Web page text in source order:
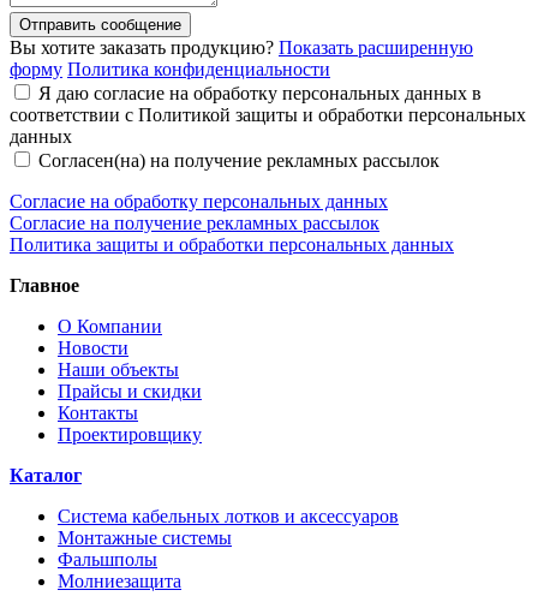
Отправить сообщение
Вы хотите заказать продукцию? Показать расширенную
форму Политика конфиденциальности
Я даю согласие на обработку персональных данных в
соответствии с Политикой защиты и обработки персональных
данных
Согласен(на) на получение рекламных рассылок
Согласие на обработку персональных данных
Согласие на получение рекламных рассылок
Политика защиты и обработки персональных данных
Главное
О Компании
Новости
Наши объекты
Прайсы и скидки
Контакты
Проектировщику
Каталог
Система кабельных лотков и аксессуаров
Монтажные системы
Фальшполы
Молниезащита